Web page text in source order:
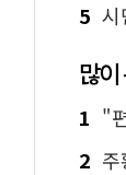
5 시
많이
1 "편
2 주